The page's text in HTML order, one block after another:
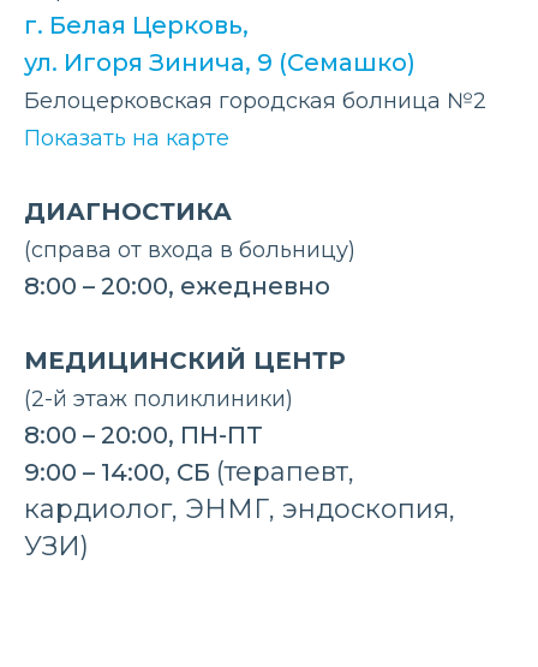
г. Белая Церковь,
ул. Игоря Зинича, 9 (Семашко)
Белоцерковская городская болница №2
Показать на карте
ДИАГНОСТИКА
(справа от входа в больницу)
8:00 – 20:00, ежедневно
МЕДИЦИНСКИЙ ЦЕНТР
(2-й этаж поликлиники)
8:00 – 20:00, ПН-ПТ
9:00 – 14:00, СБ (терапевт,
кардиолог, ЭНМГ, эндоскопия,
УЗИ)